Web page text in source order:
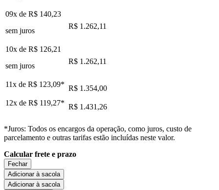
09x de R$ 140,23
sem juros
R$ 1.262,11
10x de R$ 126,21
sem juros
R$ 1.262,11
11x de R$ 123,09* R$ 1.354,00
12x de R$ 119,27* R$ 1.431,26
*Juros: Todos os encargos da operação, como juros, custo de
parcelamento e outras tarifas estão incluídas neste valor.
Calcular frete e prazo
Fechar
Adicionar à sacola
Adicionar à sacola